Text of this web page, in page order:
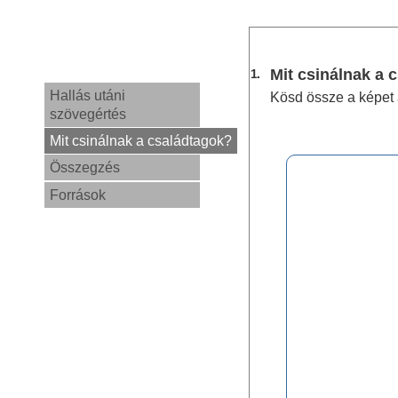
Hallás utáni
szövegértés
Mit csinálnak a családtagok?
Összegzés
Források
1. Mit csinálnak a
Kösd össze a